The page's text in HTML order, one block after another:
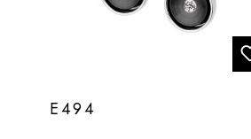
E494